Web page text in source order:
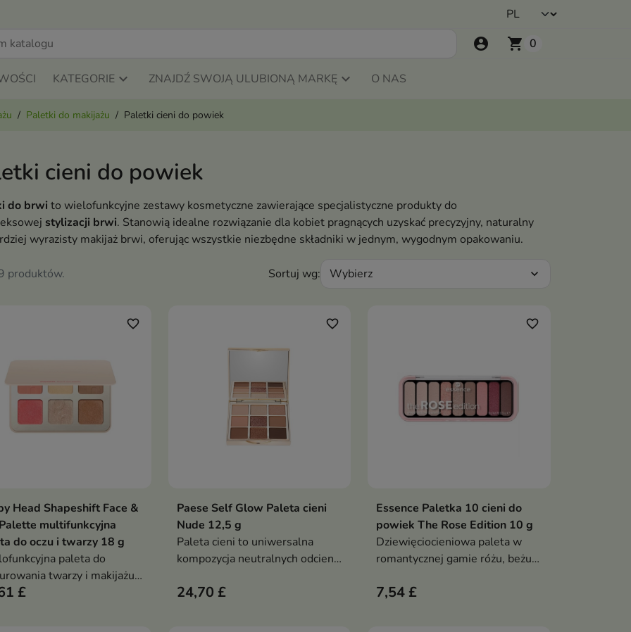
account_circle shopping_cart 0
KATEGORIE ZNAJDŹ SWOJĄ ULUBIONĄ MARKĘ O NAS
Paletki do makijażu Paletki cieni do powiek
cieni do powiek
do brwi to wielofunkcyjne zestawy kosmetyczne zawierające specjalistyczne produkty do
stylizacji brwi. Stanowią idealne rozwiązanie dla kobiet pragnących uzyskać precyzyjny, naturalny
wyrazisty makijaż brwi, oferując wszystkie niezbędne składniki w jednym, wygodnym opakowaniu.
produktów. Sortuj wg: Wybierz expand_more
Dodaj do koszyka
favorite_border
Head Shapeshift Face &
multifunkcyjna
do oczu i twarzy 18 g
paleta do
twarzy i makijażu
która umożliwia
£
Dodaj do koszyka
favorite_border
Paese Self Glow Paleta cieni
Nude 12,5 g
Paleta cieni to uniwersalna
kompozycja neutralnych odcieni
ułatwiającej blendowanie.
24,70 £
Dodaj do koszyka
favorite_border
Essence Paletka 10 cieni do
powiek The Rose Edition 10 g
Dziewięciocieniowa paleta w
romantycznej gamie różu, beżu i
brokatowe wykończenia,
7,54 £